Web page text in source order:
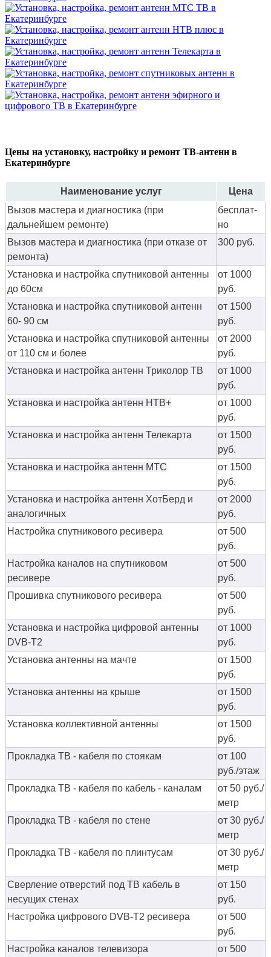
Цены на установку, настройку и ремонт ТВ-антенн в
Екатеринбурге
Наименование услуг
Цена
Вызов мастера и диагностика (при
дальнейшем ремонте)
бес­плат­
но
Вызов мастера и диагностика (при отказе от
ремонта)
300 руб.
Установка и настройка спутниковой антенны
до 60см
от 1000
руб.
Установка и настройка спутниковой антенн
60- 90 см
от 1500
руб.
Установка и настройка спутниковой антенны
от 110 см и более
от 2000
руб.
Установка и настройка антенн Триколор ТВ
от 1000
руб.
Установка и настройка антенн НТВ+
от 1000
руб.
Установка и настройка антенн Телекарта
от 1500
руб.
Установка и настройка антенн МТС
от 1500
руб.
Установка и настройка антенн ХотБерд и
аналогичных
от 2000
руб.
Настройка спутникового ресивера
от 500
руб.
Настройка каналов на спутниковом
ресивере
от 500
руб.
Прошивка спутникового ресивера
от 500
руб.
Установка и настройка цифровой антенны
DVB-T2
от 1000
руб.
Установка антенны на мачте
от 1500
руб.
Установка антенны на крыше
от 1500
руб.
Установка коллективной антенны
от 1500
руб.
Прокладка ТВ - кабеля по стоякам
от 100
руб./этаж
Прокладка ТВ - кабеля по кабель - каналам
от 50 руб./
метр
Прокладка ТВ - кабеля по стене
от 30 руб./
метр
Прокладка ТВ - кабеля по плинтусам
от 30 руб./
метр
Сверление отверстий под ТВ кабель в
несущих стенах
от 150
руб.
Настройка цифрового DVB-T2 ресивера
от 500
руб.
Настройка каналов телевизора
от 500